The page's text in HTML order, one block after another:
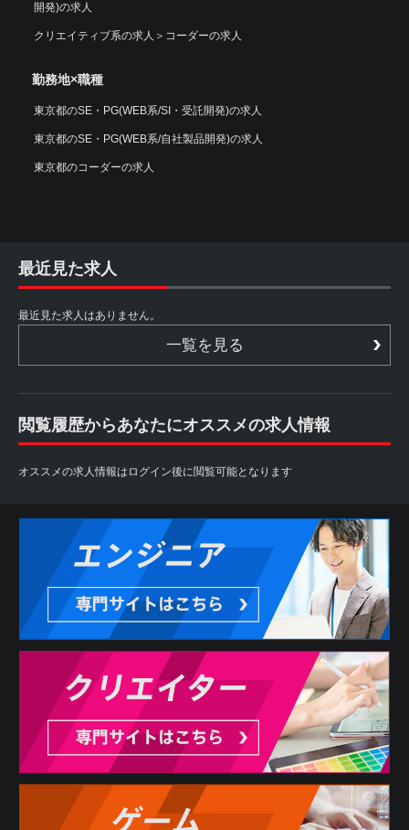
開発)の求人
クリエイティブ系の求人 ＞ コーダーの求人
勤務地×職種
東京都のSE・PG(WEB系/SI・受託開発)の求人
東京都のSE・PG(WEB系/自社製品開発)の求人
東京都のコーダーの求人
最近見た求人
最近見た求人はありません。
一覧を見る
閲覧履歴からあなたにオススメの求人情報
オススメの求人情報はログイン後に閲覧可能となります